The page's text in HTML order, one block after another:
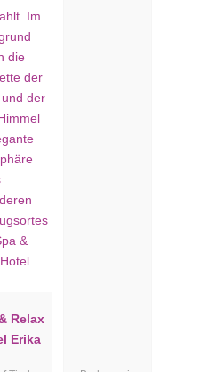
Relax
Erika